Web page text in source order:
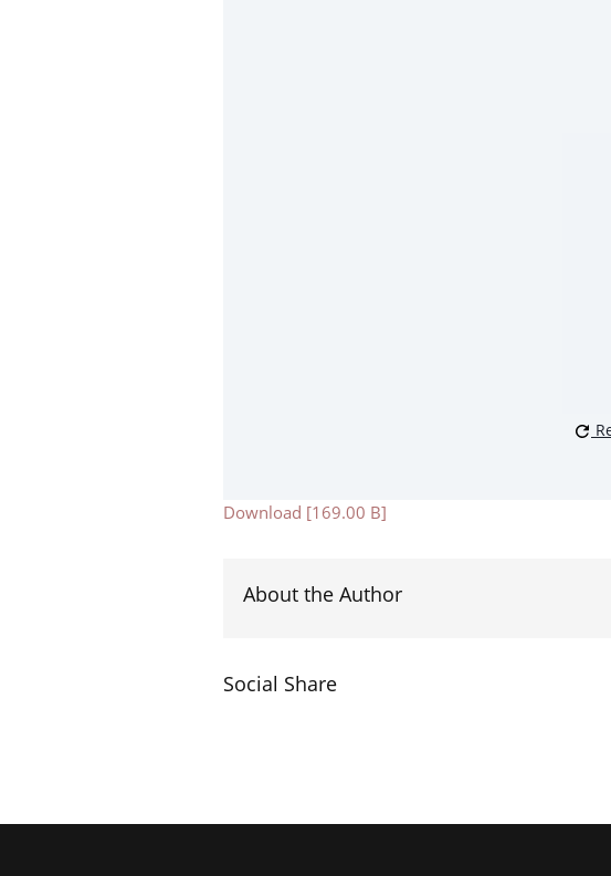
Download [169.00 B]
About the Author
Social Share